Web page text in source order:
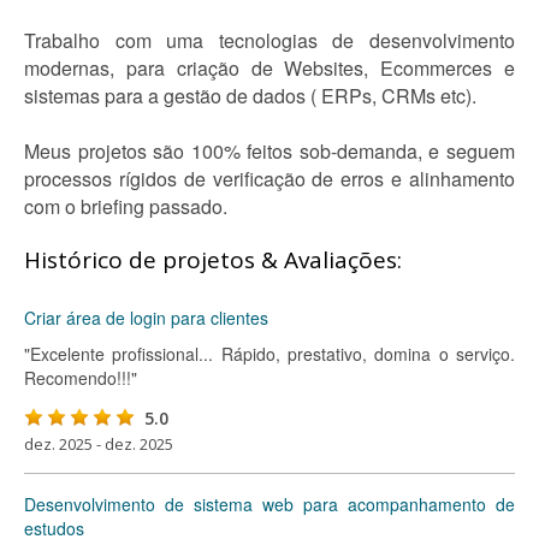
Trabalho com uma tecnologias de desenvolvimento
modernas, para criação de Websites, Ecommerces e
sistemas para a gestão de dados ( ERPs, CRMs etc).
Meus projetos são 100% feitos sob-demanda, e seguem
processos rígidos de verificação de erros e alinhamento
com o briefing passado.
Histórico de projetos & Avaliações:
Criar área de login para clientes
"Excelente profissional... Rápido, prestativo, domina o serviço.
Recomendo!!!"
5.0
dez. 2025 - dez. 2025
Desenvolvimento de sistema web para acompanhamento de
estudos